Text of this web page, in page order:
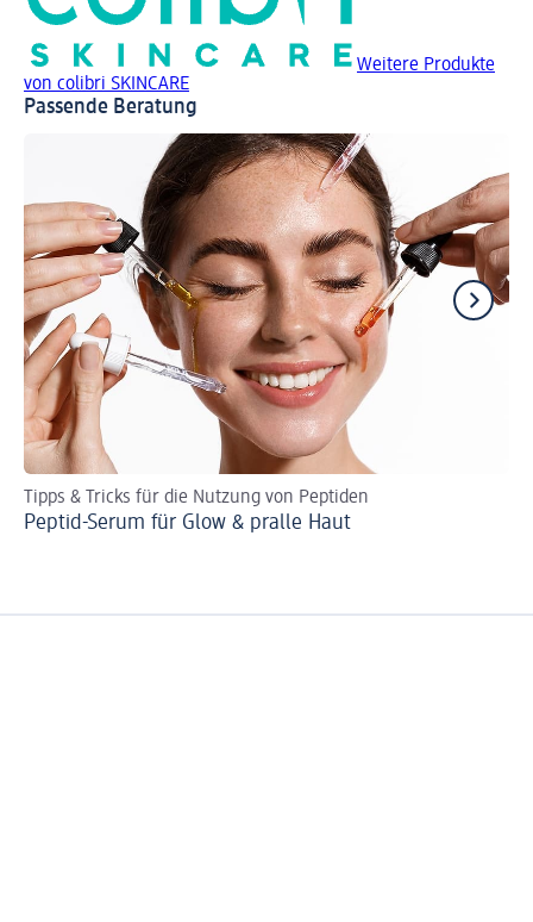
Weitere Produkte
von colibri SKINCARE
Passende Beratung
Tipps & Tricks für die Nutzung von Peptiden
Peptid-Serum für Glow & pralle Haut